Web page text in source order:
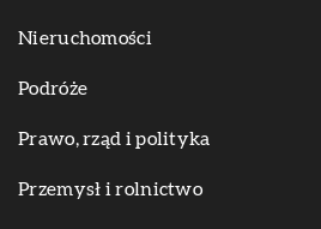
Nieruchomości
Podróże
Prawo, rząd i polityka
Przemysł i rolnictwo